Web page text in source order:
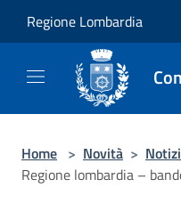
Regione Lombardia
Home > Novità >
Regione lombardia –